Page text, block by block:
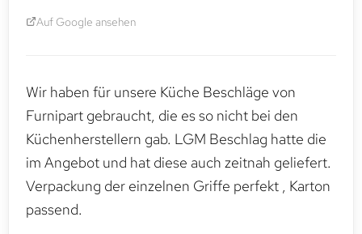
Auf Google ansehen
Wir haben für unsere Küche Beschläge von
Furnipart gebraucht, die es so nicht bei den
Küchenherstellern gab. LGM Beschlag hatte die
im Angebot und hat diese auch zeitnah geliefert.
Verpackung der einzelnen Griffe perfekt , Karton
passend.